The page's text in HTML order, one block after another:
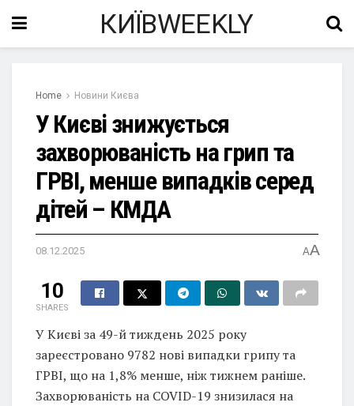
КИЇВWEEKLY
Home Новини Києва
У Києві знижується
захворюваність на грип та
ГРВІ, менше випадків серед
дітей – КМДА
08.12.2025 AA
10
SHARES
У Києві за 49-й тиждень 2025 року
зареєстровано 9782 нові випадки грипу та
ГРВІ, що на 1,8% менше, ніж тижнем раніше.
Захворюваність на COVID-19 знизилася на